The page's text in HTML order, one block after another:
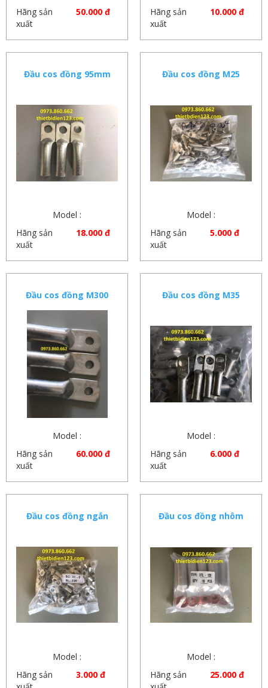
Hãng sản
xuất
50.000 đ
Hãng sản
xuất
10.000 đ
Đầu cos đồng 95mm
Model :
Hãng sản
xuất
18.000 đ
Đầu cos đồng M25
Model :
Hãng sản
xuất
5.000 đ
Đầu cos đồng M300
Model :
Hãng sản
xuất
60.000 đ
Đầu cos đồng M35
Model :
Hãng sản
xuất
6.000 đ
Đầu cos đồng ngắn
Model :
Hãng sản
3.000 đ
Đầu cos đồng nhôm
Model :
Hãng sản
25.000 đ